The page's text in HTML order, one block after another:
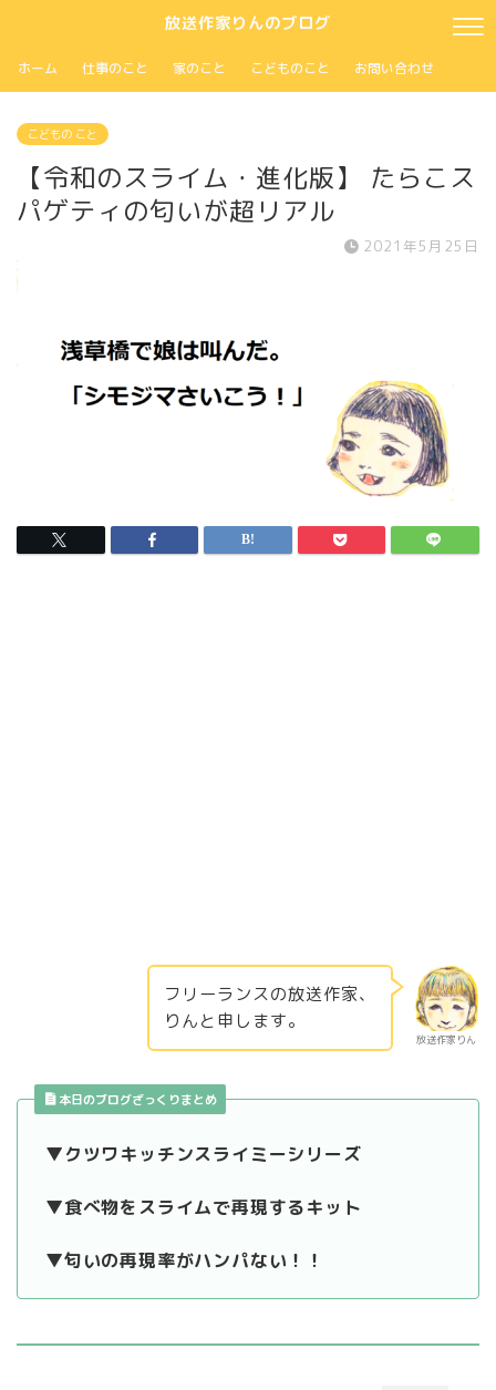
放送作家りんのブログ
ホーム 仕事のこと 家のこと こどものこと お問い合わせ
こどもの こと
【令和のスライム・進化版】 たらこス
パゲティの匂いが超リアル
2021年5月25日
放送作家りん
フリーランスの放送作家、
りんと申します。
本日のブログざっくりまとめ
▼クツワキッチンスライミーシリーズ
▼食べ物をスライムで再現するキット
▼匂いの再現率がハンパない！！